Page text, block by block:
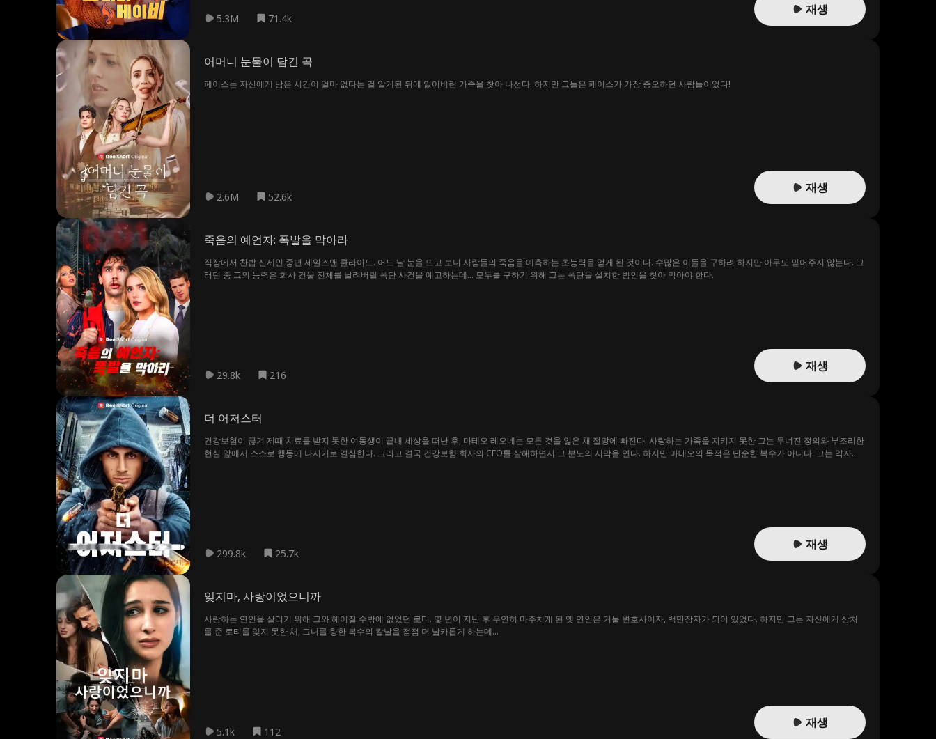
5.3M 71.4k
재생
어머니 눈물이 담긴 곡
페이스는 자신에게 남은 시간이 얼마 없다는 걸 알게된 뒤에 잃어버린 가족을 찾아 나선다. 하지만 그들은 페이스가 가장 증오하던 사람들이었다!
2.6M 52.6k
재생
죽음의 예언자: 폭발을 막아라
직장에서 찬밥 신세인 중년 세일즈맨 클라이드. 어느 날 눈을 뜨고 보니 사람들의 죽음을 예측하는 초능력을 얻게 된 것이다. 수많은 이들을 구하려 하지만 아무도 믿어주지 않는다. 그
러던 중 그의 능력은 회사 건물 전체를 날려버릴 폭탄 사건을 예고하는데... 모두를 구하기 위해 그는 폭탄을 설치한 범인을 찾아 막아야 한다.
29.8k 216
재생
더 어저스터
건강보험이 끊겨 제때 치료를 받지 못한 여동생이 끝내 세상을 떠난 후, 마테오 레오네는 모든 것을 잃은 채 절망에 빠진다. 사랑하는 가족을 지키지 못한 그는 무너진 정의와 부조리한
현실 앞에서 스스로 행동에 나서기로 결심한다. 그리고 결국 건강보험 회사의 CEO를 살해하면서 그 분노의 서막을 연다. 하지만 마테오의 목적은 단순한 복수가 아니다. 그는 약자들
299.8k 25.7k
재생
잊지마, 사랑이었으니까
사랑하는 연인을 살리기 위해 그와 헤어질 수밖에 없었던 로티. 몇 년이 지난 후 우연히 마주치게 된 옛 연인은 거물 변호사이자, 백만장자가 되어 있었다. 하지만 그는 자신에게 상처
를 준 로티를 잊지 못한 채, 그녀를 향한 복수의 칼날을 점점 더 날카롭게 하는데...
5.1k 112
재생